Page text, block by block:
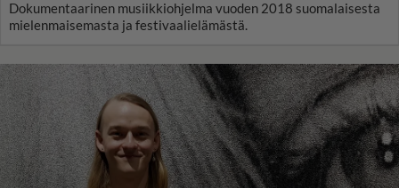
Dokumentaarinen musiikkiohjelma vuoden 2018 suomalaisesta
mielenmaisemasta ja festivaalielämästä.